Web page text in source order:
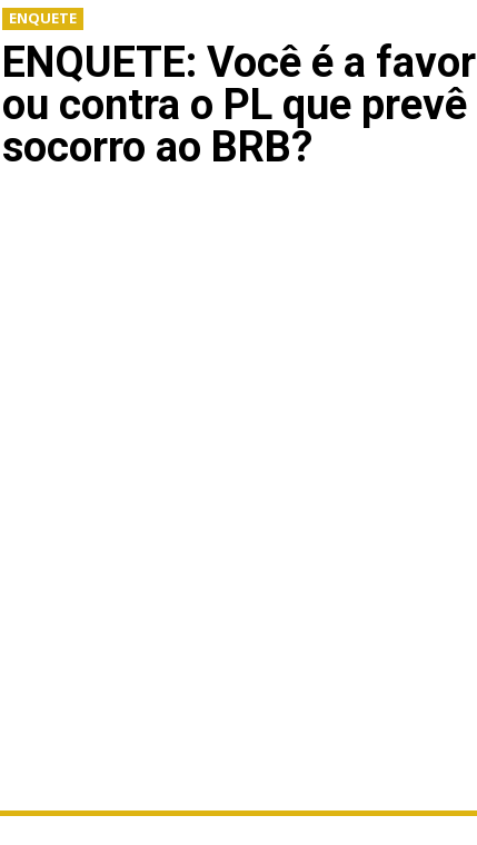
ENQUETE
ENQUETE: Você é a favor
ou contra o PL que prevê
socorro ao BRB?